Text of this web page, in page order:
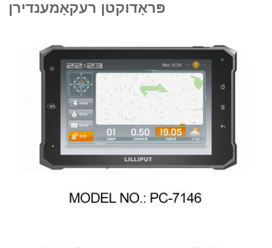
פּראָדוקטן רעקאָמענדירן